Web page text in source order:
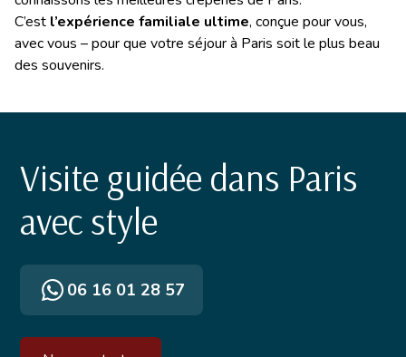
C’est l’expérience familiale ultime, conçue pour vous,
avec vous – pour que votre séjour à Paris soit le plus beau
des souvenirs.
Visite guidée dans Paris
avec style
06 16 01 28 57